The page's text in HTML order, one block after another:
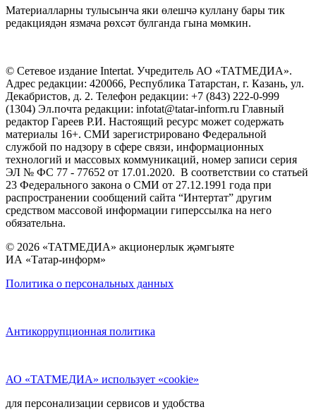
Материалларны тулысынча яки өлешчә куллану бары тик
редакциядән язмача рөхсәт булганда гына мөмкин.
© Сетевое издание Intertat. Учредитель АО «ТАТМЕДИА».
Адрес редакции: 420066, Республика Татарстан, г. Казань, ул.
Декабристов, д. 2. Телефон редакции: +7 (843) 222-0-999
(1304) Эл.почта редакции: infotat@tatar-inform.ru Главный
редактор Гареев Р.И. Настоящий ресурс может содержать
материалы 16+. СМИ зарегистрировано Федеральной
службой по надзору в сфере связи, информационных
технологий и массовых коммуникаций, номер записи серия
ЭЛ № ФС 77 - 77652 от 17.01.2020. В соответствии со статьей
23 Федерального закона о СМИ от 27.12.1991 года при
распространении сообщений сайта “Интертат” другим
средством массовой информации гиперссылка на него
обязательна.
© 2026 «ТАТМЕДИА» акционерлык җәмгыяте
ИА «Татар-информ»
Политика о персональных данных
Антикоррупционная политика
АО «ТАТМЕДИА» использует «cookie»
для персонализации сервисов и удобства